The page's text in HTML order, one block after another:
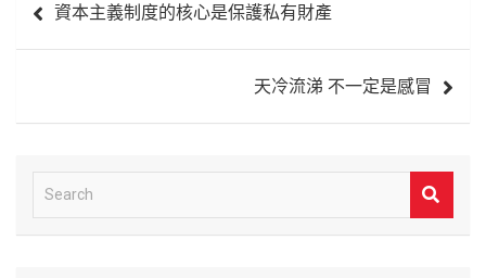
章 資本主義制度的核心是保護私有財產
天冷流涕 不一定是感冒
e